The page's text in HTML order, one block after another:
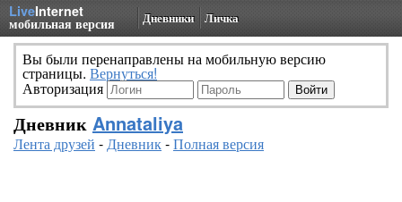
LiveInternet
мобильная версия Дневники Личка
Вы были перенаправлены на мобильную версию
страницы. Вернуться!
Авторизация
Дневник Annataliya
Лента друзей -Дневник-Полная версия